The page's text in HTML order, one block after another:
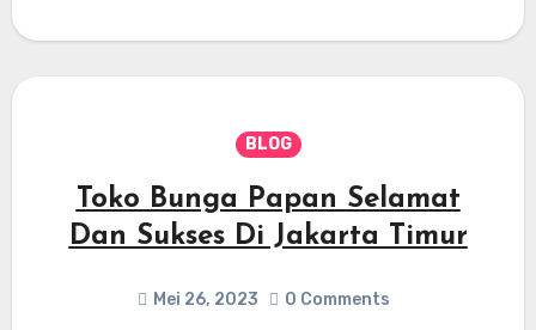
BLOG
Toko Bunga Papan Selamat
Dan Sukses Di Jakarta Timur
Mei 26, 2023 0 Comments